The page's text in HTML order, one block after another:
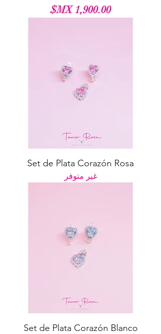
السعر‏1,900.00 MX$
Set de Plata Corazón Rosa
غير متوفر
Set de Plata Corazón Blanco